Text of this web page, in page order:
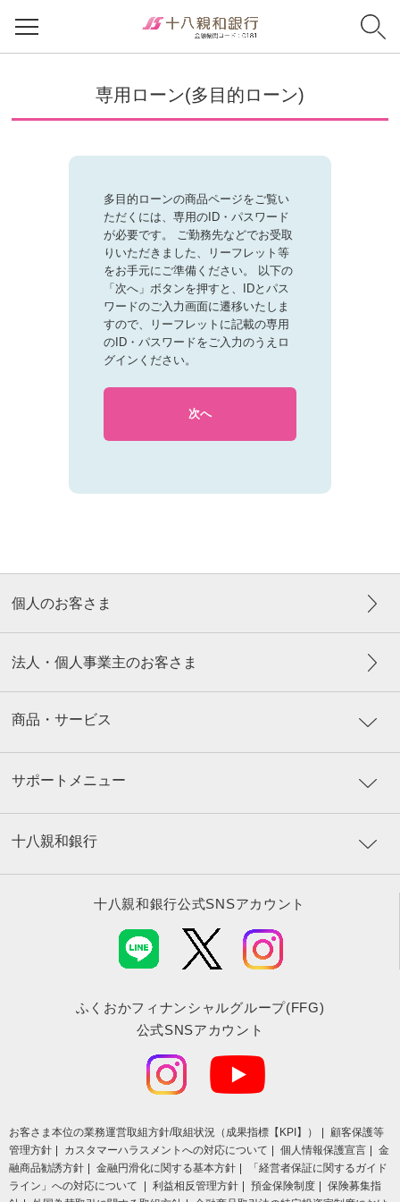
専用ローン(多目的ローン)
多目的ローンの商品ページをご覧い
ただくには、専用のID・パスワード
が必要です。
ご勤務先などでお受取
りいただきました、リーフレット等
をお手元にご準備ください。
以下の
「次へ」ボタンを押すと、IDとパス
ワードのご入力画面に遷移いたしま
すので、リーフレットに記載の専用
のID・パスワードをご入力のうえロ
グインください。
次へ
個人のお客さま
法人・個人事業主のお客さま
商品・サービス
サポートメニュー
十八親和銀行
十八親和銀行公式SNSアカウント
ふくおかフィナンシャルグループ(FFG)
公式SNSアカウント
お客さま本位の業務運営取組⽅針/取組状況（成果指標【KPI】）
顧客保護等
管理方針
カスタマーハラスメントへの対応について 個人情報保護宣言
金
融商品勧誘方針
金融円滑化に関する基本方針
「経営者保証に関するガイド
ライン」への対応について
利益相反管理方針 預金保険制度
保険募集指